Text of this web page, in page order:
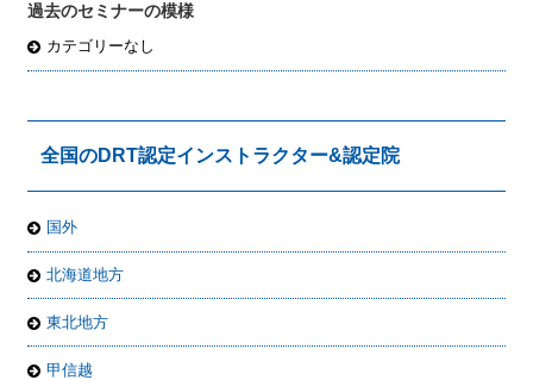
過去のセミナーの模様
カテゴリーなし
全国のDRT認定インストラクター&認定院
国外
北海道地方
東北地方
甲信越